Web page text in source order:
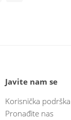
Javite nam se
Korisnička podrška
Pronađite nas